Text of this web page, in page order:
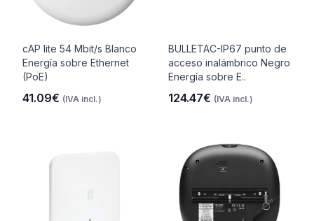
cAP lite 54 Mbit/s Blanco
Energía sobre Ethernet
(PoE)
41.09€ (IVA incl.)
BULLETAC-IP67 punto de
acceso inalámbrico Negro
Energía sobre E..
124.47€ (IVA incl.)